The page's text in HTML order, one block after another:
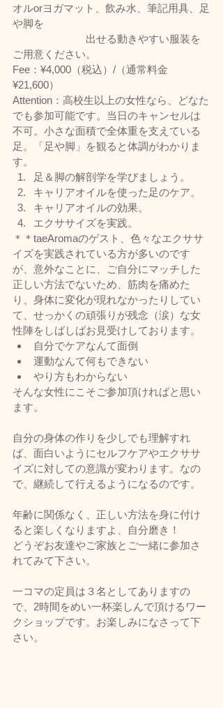
オルorヨガマット、飲み水、筆記用具、足
や脚を
出せる動きやすい服装を
ご用意ください。
Fee：¥4,000（税込）/（通常料金
¥21,600）
Attention：高校生以上の女性なら、どなた
でも参加可能です。当日のキャンセルは
不可。小さな面積で全体重を支えている
足。「足や脚」を観ると体調がわかりま
す。
足＆脚の解剖学を学びましょう。
キャリアオイルを使った足のケア。
キャリアオイルの効果。
エクササイズを実践。
＊＊taeAromaのゲスト、色々なエクササ
イズを実践されている方が多いのです
が、意外なことに、ご自分にマッチした
正しい方法でないため、筋肉を痛めた
り、身体に変化が現れなかったりしてい
て、せっかくの頑張りが残念（涙）な女
性陣をしばしばお見受けしております。
自分でケアなんて面倒
運動なんて何もできない
やり方もわからない
そんな女性にこそご参加頂ければと思い
ます。
自分の身体の作りを少しでも理解すれ
ば、面白いようにセルフケアやエクササ
イズに対しての意識が変わります。なの
で、継続して行えるようになるのです。
年齢に関係なく、正しい方法を身に付け
ると楽しくなりますよ、自分磨き！
どうぞお友達やご家族とご一緒に参加さ
れてみて下さい。
一コマの定員は３名としてありますの
で、2時間をめい一杯楽しんで頂けるワー
クショップです。お楽しみになさって下
さい。